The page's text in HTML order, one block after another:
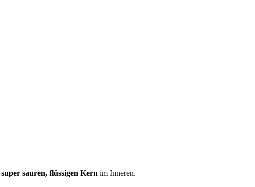
super sauren, flüssigen Kern im Inneren.